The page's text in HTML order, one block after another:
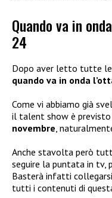
Quando va in
24
Dopo aver letto tutte le
quando va in onda
Come vi abbiamo già
il talent show è previsto
novembre,
Anche stavolta però
seguire la puntata in
Basterà infatti
tutti i contenuti di